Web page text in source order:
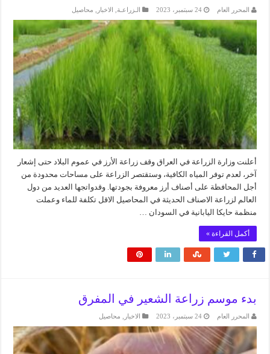
المحرر العام 24 سبتمبر، 2023 الـزراعـة, الاخبار , محاصيل
أعلنت وزارة الزراعة في العراق وقف زراعة الأرز في عموم البلاد حتى إشعار
آخر، لعدم توفر المياه الكافية، وستقتصر الزراعة على مساحات محدودة من
أجل المحافظة على أصناف أرز معروفة بجودتها. وقدواتجها العديد من دول
العالم لزراعة الاصناف الحديثة في المحاصيل الاقل تكلفة للماء وعملت
منظمة حايكا اليابانية في السودان …
أكمل القراءة »
بدء موسم زراعة الشعير في المفرق
المحرر العام 24 سبتمبر، 2023 الاخبار محاصيل